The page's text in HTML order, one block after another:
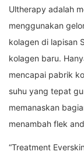
Ultherapy adalah
menggunakan
kolagen di lapisan
kolagen baru.
mencapai pabrik
suhu yang tepat
memanaskan
menambah flek
“Treatment